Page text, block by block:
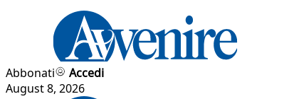
Abbonati
Accedi
August 8, 2026